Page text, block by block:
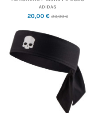
ADIDAS
20,00 €23,00 €